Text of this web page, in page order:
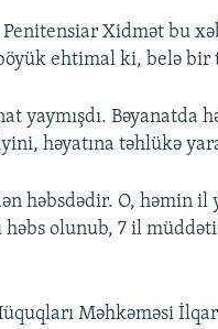
Xidmət bu
ehtimal ki, belə bir
yaymışdı. Bəyanatda
həyatına təhlükə
həbsdədir. O, həmin il
həbs olunub, 7 il
Məhkəməsi